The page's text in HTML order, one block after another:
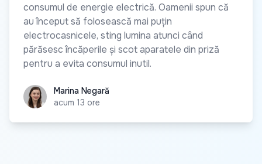
consumul de energie electrică. Oamenii spun că
au început să folosească mai puțin
electrocasnicele, sting lumina atunci când
părăsesc încăperile și scot aparatele din priză
pentru a evita consumul inutil.
Marina Negară
Marina Negară
acum 13 ore